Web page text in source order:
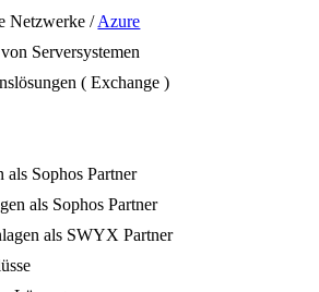
Netzwerke /Azure
Serversystemen
( Exchange )
Sophos Partner
als Sophos Partner
als SWYX Partner